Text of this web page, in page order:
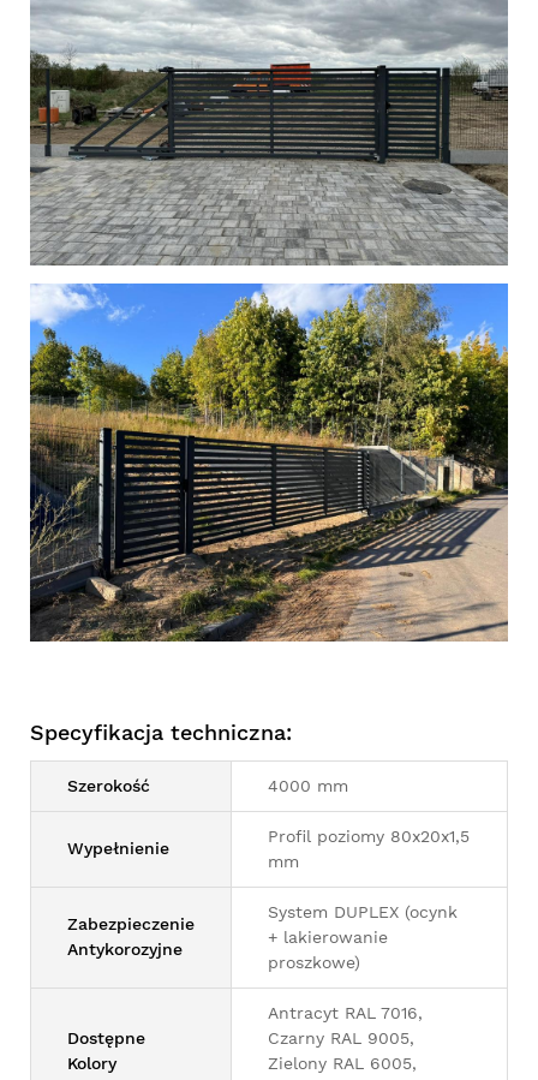
Specyfikacja techniczna:
Szerokość 4000 mm
Wypełnienie
Profil poziomy 80x20x1,5
mm
Zabezpieczenie
Antykorozyjne
System DUPLEX (ocynk
+ lakierowanie
proszkowe)
Dostępne
Kolory
Antracyt RAL 7016,
Czarny RAL 9005,
Zielony RAL 6005,